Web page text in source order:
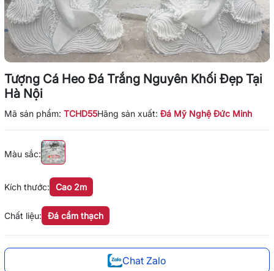
Tượng Cá Heo Đá Trắng Nguyên Khối Đẹp Tại
Hà Nội
Mã sản phẩm: TCHD55Hãng sản xuất: Đá Mỹ Nghệ Đức Minh
Kích thước: Cao 2m
Màu sắc:
Chất liệu: Đá cẩm thạch
Chat Zalo